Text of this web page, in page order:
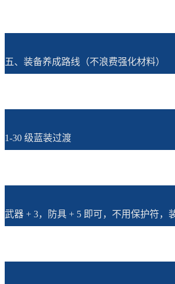
五、装备养成路线（不浪费强化材料）
1-30 级蓝装过渡
武器 + 3，防具 + 5 即可，不用保护符，